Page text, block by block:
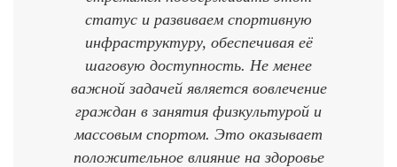
статус и развиваем спортивную
инфраструктуру, обеспечивая её
шаговую доступность. Не менее
важной задачей является вовлечение
граждан в занятия физкультурой и
массовым спортом. Это оказывает
положительное влияние на здоровье